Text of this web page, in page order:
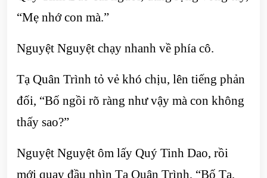
“Mẹ nhớ con mà.”
Nguyệt Nguyệt chạy nhanh về phía cô.
Tạ Quân Trình tỏ vẻ khó chịu, lên tiếng phản
đối, “Bố ngồi rõ ràng như vậy mà con không
thấy sao?”
Nguyệt Nguyệt ôm lấy Quý Tinh Dao, rồi
mới quay đầu nhìn Tạ Quân Trình, “Bố Tạ,